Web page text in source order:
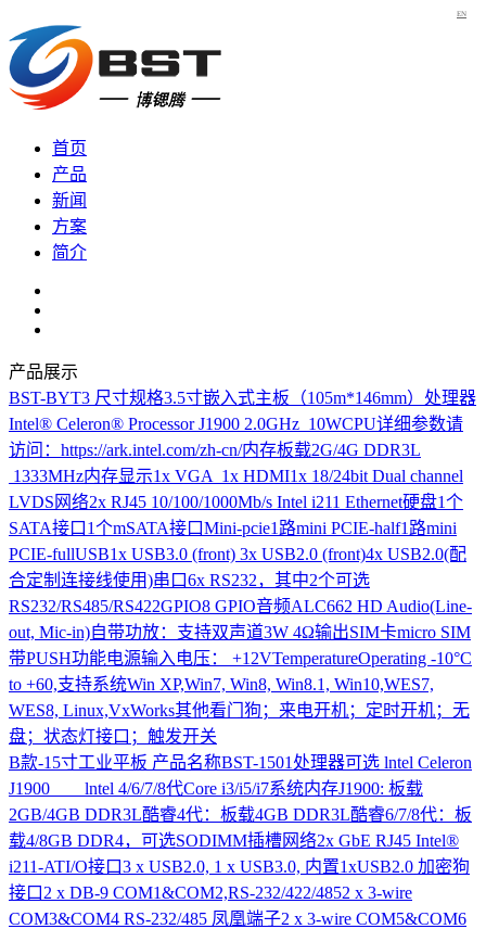
EN
首页
产品
新闻
方案
简介
产品展示
BST-BYT3 尺寸规格3.5寸嵌入式主板（105m*146mm）处理器
Intel® Celeron® Processor J1900 2.0GHz 10WCPU详细参数请
访问：https://ark.intel.com/zh-cn/内存板载2G/4G DDR3L
1333MHz内存显示1x VGA 1x HDMI1x 18/24bit Dual channel
LVDS网络2x RJ45 10/100/1000Mb/s Intel i211 Ethernet硬盘1个
SATA接口1个mSATA接口Mini-pcie1路mini PCIE-half1路mini
PCIE-fullUSB1x USB3.0 (front) 3x USB2.0 (front)4x USB2.0(配
合定制连接线使用)串口6x RS232，其中2个可选
RS232/RS485/RS422GPIO8 GPIO音频ALC662 HD Audio(Line-
out, Mic-in)自带功放：支持双声道3W 4Ω输出SIM卡micro SIM
带PUSH功能电源输入电压： +12VTemperatureOperating -10°C
to +60,支持系统Win XP,Win7, Win8, Win8.1, Win10,WES7,
WES8, Linux,VxWorks其他看门狗；来电开机；定时开机；无
盘；状态灯接口；触发开关
B款-15寸工业平板 产品名称BST-1501处理器可选 lntel Celeron
J1900 lntel 4/6/7/8代Core i3/i5/i7系统内存J1900: 板载
2GB/4GB DDR3L酷睿4代：板载4GB DDR3L酷睿6/7/8代：板
载4/8GB DDR4，可选SODIMM插槽网络2x GbE RJ45 Intel®
i211-ATI/O接口3 x USB2.0, 1 x USB3.0, 内置1xUSB2.0 加密狗
接口2 x DB-9 COM1&COM2,RS-232/422/4852 x 3-wire
COM3&COM4 RS-232/485 凤凰端子2 x 3-wire COM5&COM6